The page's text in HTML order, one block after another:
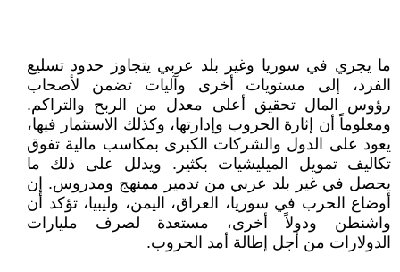
ما يجري في سوريا وغير بلد عربي يتجاوز حدود تسليع
الفرد، إلى مستويات أخرى وآليات تضمن لأصحاب
رؤوس المال تحقيق أعلى معدل من الربح والتراكم.
ومعلوماً أن إثارة الحروب وإدارتها، وكذلك الاستثمار فيها،
يعود على الدول والشركات الكبرى بمكاسب مالية تفوق
تكاليف تمويل الميليشيات بكثير. ويدلل على ذلك ما
يحصل في غير بلد عربي من تدمير ممنهج ومدروس. إن
أوضاع الحرب في سوريا، العراق، اليمن، وليبيا، تؤكد أن
واشنطن ودولاً أخرى، مستعدة لصرف مليارات
الدولارات من أجل إطالة أمد الحروب.